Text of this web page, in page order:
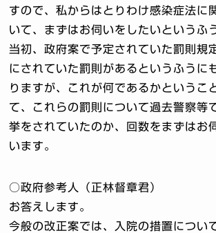
すので、私からはとりわけ感染症法に
いて、まずはお伺いをしたいというふ
当初、政府案で予定されていた罰則規
にされていた罰則があるというふうに
りますが、これが何であるかというこ
て、これらの罰則について過去警察等
挙をされていたのか、回数をまずはお
います。
○政府参考人（正林督章君）
お答えします。
今般の改正案では、入院の措置につい